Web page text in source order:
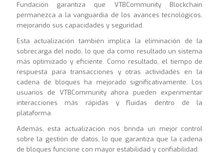
Fundación garantiza que VTBCommunity Blockchain
permanezca a la vanguardia de los avances tecnológicos,
mejorando sus capacidades y seguridad.
Esta actualización también implica la eliminación de la
sobrecarga del nodo, lo que da como resultado un sistema
más optimizado y eficiente. Como resultado, el tiempo de
respuesta para transacciones y otras actividades en la
cadena de bloques ha mejorado significativamente. Los
usuarios de VTBCommunity ahora pueden experimentar
interacciones más rápidas y fluidas dentro de la
plataforma.
Además, esta actualización nos brinda un mejor control
sobre la gestión de datos, lo que garantiza que la cadena
de bloques funcione con mayor estabilidad y confiabilidad.